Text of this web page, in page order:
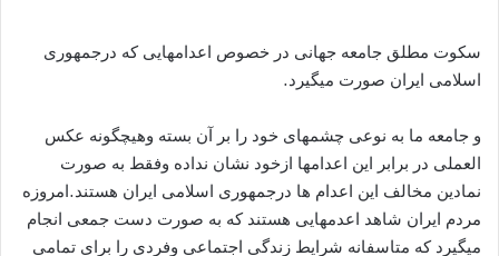
سکوت مطلق جامعه جهانی در خصوص اعدامهایی که درجمهوری
اسلامی ایران صورت میگیرد.
و جامعه ما به نوعی چشمهای خود را بر آن بسته وهیچگونه عکس
العملی در برابر این اعدامها ازخود نشان نداده وفقط به صورت
نمادین مخالف این اعدام ها درجمهوری اسلامی ایران هستند.امروزه
مردم ایران شاهد اعدمهایی هستند که به صورت دست جمعی انجام
میگیرد که متاسفانه شرایط زندگی اجتماعی وفردی را برای تمامی